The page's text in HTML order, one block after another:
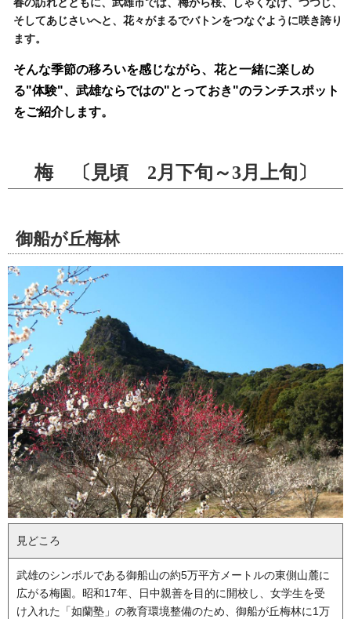
春の訪れとともに、武雄市では、梅から桜、しゃくなげ、つつじ、
そしてあじさいへと、花々がまるでバトンをつなぐように咲き誇り
ます。
そんな季節の移ろいを感じながら、花と一緒に楽しめ
る"体験"、武雄ならではの"とっておき"のランチスポット
をご紹介します。
梅 〔見頃 2月下旬～3月上旬〕
御船が丘梅林
見どころ
武雄のシンボルである御船山の約5万平方メートルの東側山麓に
広がる梅園。昭和17年、日中親善を目的に開校し、女学生を受
け入れた「如蘭塾」の教育環境整備のため、御船が丘梅林に1万